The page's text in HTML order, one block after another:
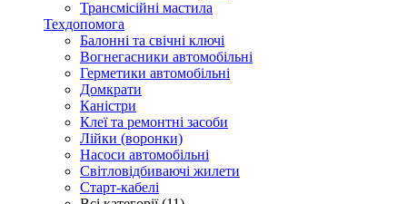
Трансмісійні мастила
Техдопомога
Балонні та свічні ключі
Вогнегасники автомобільні
Герметики автомобільні
Домкрати
Каністри
Клеї та ремонтні засоби
Лійки (воронки)
Насоси автомобільні
Світловідбиваючі жилети
Старт-кабелі